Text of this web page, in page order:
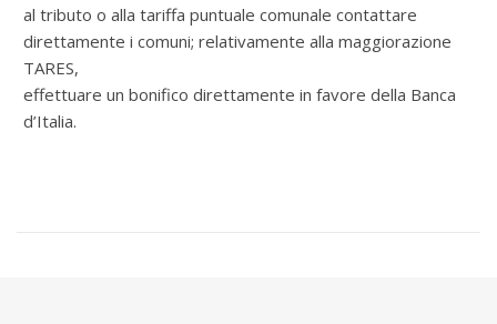
al tributo o alla tariffa puntuale comunale contattare
direttamente i comuni; relativamente alla maggiorazione
TARES,
effettuare un bonifico direttamente in favore della Banca
d’Italia.